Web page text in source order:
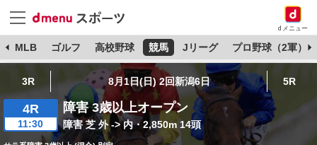
dメニュー
MLB ゴルフ 高校野球 競馬 Jリーグ プロ野球（2軍）
3R 8月1日(日) 2回新潟6日 5R
4R
11:30
障害 3歳以上オープン
障害 芝 外 -> 内・2,850m 14頭